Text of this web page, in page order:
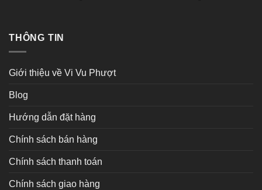
THÔNG TIN
Giới thiệu về Vi Vu Phượt
Blog
Hướng dẫn đặt hàng
Chính sách bán hàng
Chính sách thanh toán
Chính sách giao hàng